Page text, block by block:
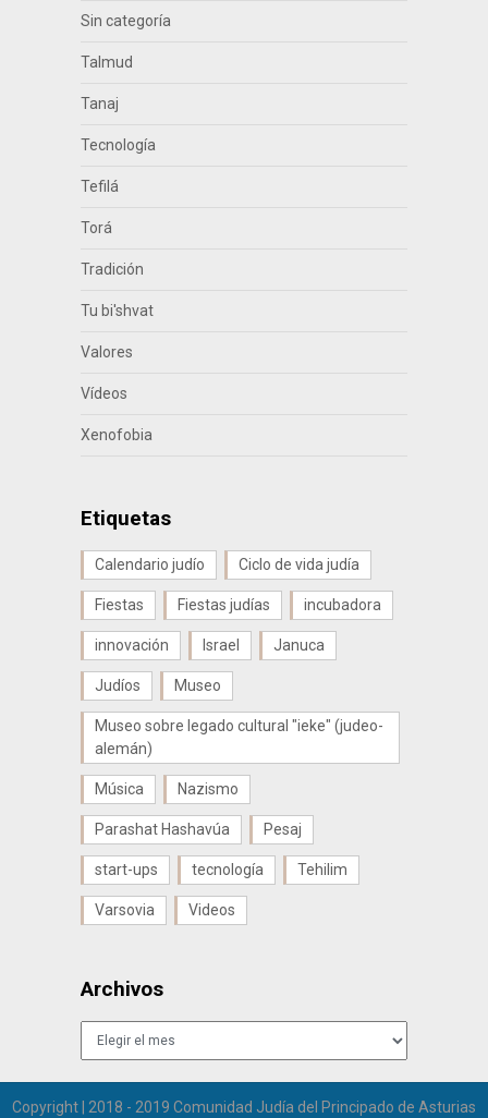
Sin categoría
Talmud
Tanaj
Tecnología
Tefilá
Torá
Tradición
Tu bi'shvat
Valores
Vídeos
Xenofobia
Etiquetas
Calendario judío Ciclo de vida judía
Fiestas Fiestas judías incubadora
innovación Israel Januca
Judíos Museo
Museo sobre legado cultural "ieke" (judeo-
alemán)
Música Nazismo
Parashat Hashavúa Pesaj
start-ups tecnología Tehilim
Varsovia Videos
Archivos
Archivos
Copyright | 2018 - 2019 Comunidad Judía del Principado de Asturias